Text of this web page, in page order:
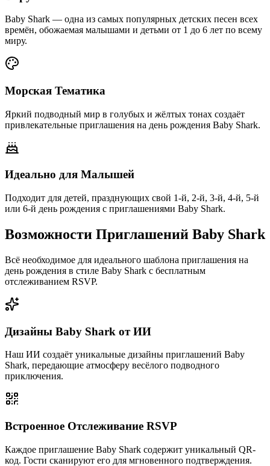
Baby Shark — одна из самых популярных детских песен всех
времён, обожаемая малышами и детьми от 1 до 6 лет по всему
миру.
Морская Тематика
Яркий подводный мир в голубых и жёлтых тонах создаёт
привлекательные приглашения на день рождения Baby Shark.
Идеально для Малышей
Подходит для детей, празднующих свой 1-й, 2-й, 3-й, 4-й, 5-й
или 6-й день рождения с приглашениями Baby Shark.
Возможности Приглашений Baby Shark
Всё необходимое для идеального шаблона приглашения на
день рождения в стиле Baby Shark с бесплатным
отслеживанием RSVP.
Дизайны Baby Shark от ИИ
Наш ИИ создаёт уникальные дизайны приглашений Baby
Shark, передающие атмосферу весёлого подводного
приключения.
Встроенное Отслеживание RSVP
Каждое приглашение Baby Shark содержит уникальный QR-
код. Гости сканируют его для мгновенного подтверждения.